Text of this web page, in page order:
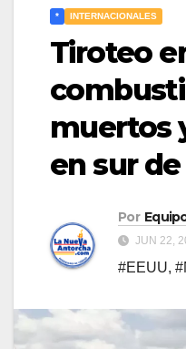
* INTERNACIONALES
Tiroteo
muertos
en sur
Por
JUN 22,
#EEUU,